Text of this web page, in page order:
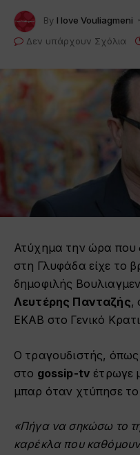
By I love Vouliagmeni
Δεν υπάρχουν Σχόλια
Ατύχημα την ώρα που
στη Γλυφάδα είχε το
δημοφιλής
Λευτέρης Πανταζής,
ΕΚΑΒ στο Γενικό
Ο τραγουδιστής, όπως
στο gossip-tv έτρωγε
μπαρ όταν χτύπησε
«Πήγα να σηκώσω το
καρέκλα που